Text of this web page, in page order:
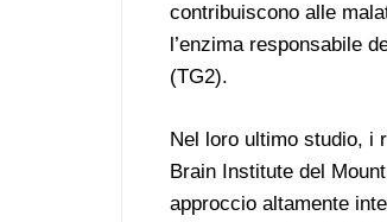
contribuiscono alle
l’enzima responsabile
(TG2).
Nel loro ultimo studio, i
Brain Institute del
approccio altamente